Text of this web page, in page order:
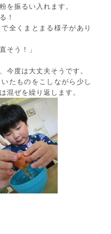
を振るい入れます。
！
全くまとまる様子があり
そう！」
今度は大丈夫そうです。
たものをこしながら少し
混ぜを繰り返します。